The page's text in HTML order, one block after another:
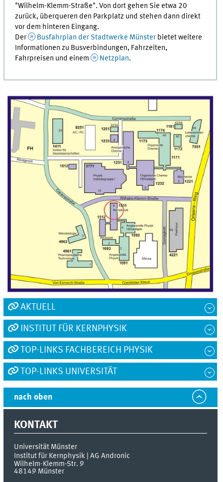
"Wilhelm-Klemm-Straße". Von dort gehen Sie etwa 20
zurück, überqueren den Parkplatz und stehen dann direkt
vor dem hinteren Eingang.
Der
Busfahrplan der Stadtwerke Münster bietet weitere
Informationen zu Busverbindungen, Fahrzeiten,
Fahrpreisen und einem
Netzplan.
AKTUELL
INSTITUT FÜR KERNPHYSIK
TOP-LINKS FACHBEREICH PHYSIK
TOP-LINKS UNIVERSITÄT
nach oben
KONTAKT
Universität Münster
Institut für Kernphysik | AG Andronic
Wilhelm-Klemm-Str. 9
48149 Münster